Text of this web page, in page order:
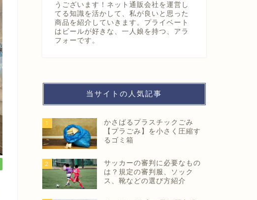
うございます！ネット通販会社を運営し
てる知識を活かして、私が良いと思った
商品を紹介していきます。プライベート
はビールが好きな、一人娘を持つ、アラ
フォーです。
当サイトの人気記事
1
かさばるプラスチックごみ
【プラごみ】を小さく圧縮す
るゴミ箱
2
サッカーの審判に必要なもの
は？規定の審判服、ソック
ス、靴などの選び方紹介